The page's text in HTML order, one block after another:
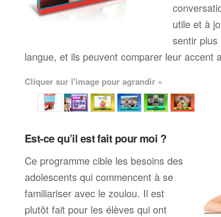
utile et à
sentir plus
langue, et ils peuvent comparer leur accent
Cliquer sur l'image pour agrandir »
Est-ce qu’il est fait pour moi ?
Ce programme cible les besoins des
adolescents qui commencent à se
familiariser avec le zoulou. Il est
plutôt fait pour les élèves qui ont